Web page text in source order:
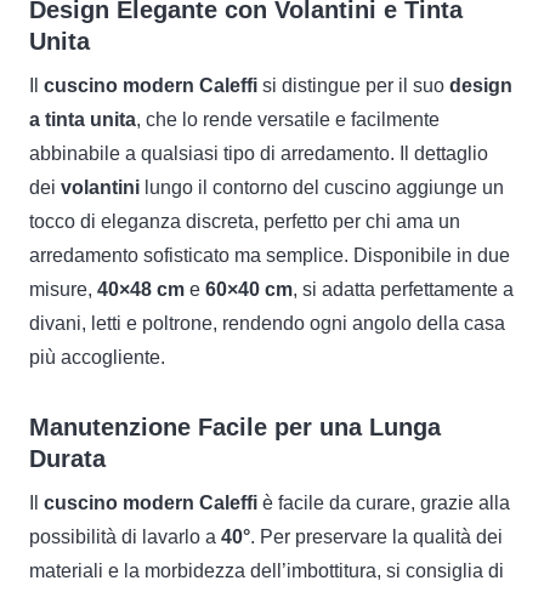
Design Elegante con Volantini e Tinta
Unita
cuscino modern Caleffi si distingue per il suo design
a tinta unita, che lo rende versatile e facilmente
abbinabile a qualsiasi tipo di arredamento. Il dettaglio
dei volantini lungo il contorno del cuscino aggiunge un
tocco di eleganza discreta, perfetto per chi ama un
arredamento sofisticato ma semplice. Disponibile in due
misure, 40×48 cm e 60×40 cm, si adatta perfettamente a
divani, letti e poltrone, rendendo ogni angolo della casa
più accogliente.
Manutenzione Facile per una Lunga
Durata
cuscino modern Caleffi è facile da curare, grazie alla
possibilità di lavarlo a 40°. Per preservare la qualità dei
materiali e la morbidezza dell’imbottitura, si consiglia di